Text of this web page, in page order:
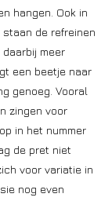
hangen. Ook in
staan de refreinen
meer
een beetje naar
genoeg. Vooral
zingen voor
in het nummer
de pret niet
voor variatie in
nog even